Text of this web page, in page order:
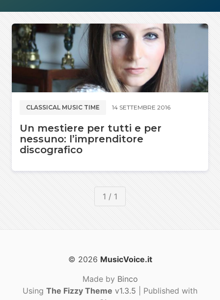
CLASSICAL MUSIC TIME 14 SETTEMBRE 2016
Un mestiere per tutti e per
nessuno: l’imprenditore
discografico
1 / 1
© 2026 MusicVoice.it
Made by Binco
Using The Fizzy Theme v1.3.5 | Published with